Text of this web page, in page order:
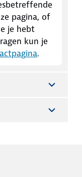
pagina, of
je hebt
kun je
.